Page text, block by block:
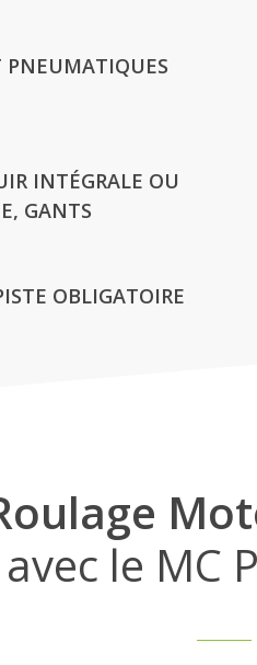
PNEUMATIQUES
INTÉGRALE OU
GANTS
OBLIGATOIRE
avec le MC